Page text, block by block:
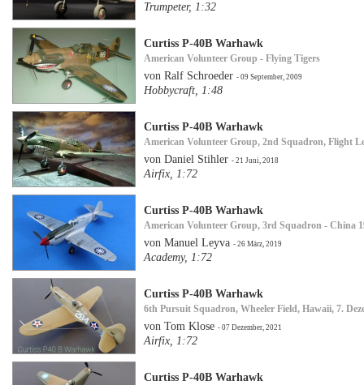
Trumpeter, 1:32
Curtiss P-40B Warhawk
American Volunteer Group - Flying Tigers
von Ralf Schroeder- 09 September, 2009
Hobbycraft, 1:48
Curtiss P-40B Warhawk
American Volunteer Group, 2nd Squadron, Flight
von Daniel Stihler- 21 Juni, 2018
Airfix, 1:72
Curtiss P-40B Warhawk
American Volunteer Group, 3rd Squadron - China
von Manuel Leyva- 26 März, 2019
Academy, 1:72
Curtiss P-40B Warhawk
6th Pursuit Squadron, Wheeler Field, Hawaii, 7.
von Tom Klose- 07 Dezember, 2021
Airfix, 1:72
Curtiss P-40B Warhawk